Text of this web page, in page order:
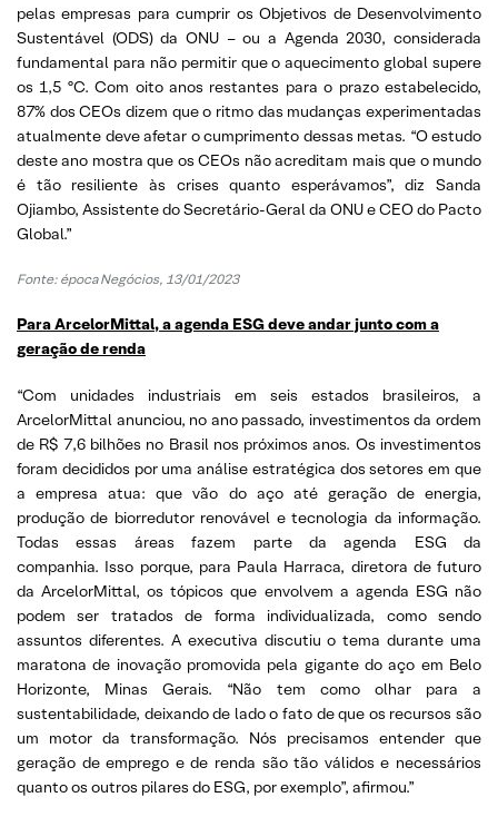
pelas empresas para cumprir os Objetivos de Desenvolvimento
Sustentável (ODS) da ONU – ou a Agenda 2030, considerada
fundamental para não permitir que o aquecimento global supere
os 1,5 ºC. Com oito anos restantes para o prazo estabelecido,
87% dos CEOs dizem que o ritmo das mudanças experimentadas
atualmente deve afetar o cumprimento dessas metas. “O estudo
deste ano mostra que os CEOs não acreditam mais que o mundo
é tão resiliente às crises quanto esperávamos”, diz Sanda
Ojiambo, Assistente do Secretário-Geral da ONU e CEO do Pacto
Global.”
Fonte: época Negócios, 13/01/2023
Para ArcelorMittal, a agenda ESG deve andar junto com a
geração de renda
“Com unidades industriais em seis estados brasileiros, a
ArcelorMittal anunciou, no ano passado, investimentos da ordem
de R$ 7,6 bilhões no Brasil nos próximos anos. Os investimentos
foram decididos por uma análise estratégica dos setores em que
a empresa atua: que vão do aço até geração de energia,
produção de biorredutor renovável e tecnologia da informação.
Todas essas áreas fazem parte da agenda ESG da
companhia. Isso porque, para Paula Harraca, diretora de futuro
da ArcelorMittal, os tópicos que envolvem a agenda ESG não
podem ser tratados de forma individualizada, como sendo
assuntos diferentes. A executiva discutiu o tema durante uma
maratona de inovação promovida pela gigante do aço em Belo
Horizonte, Minas Gerais. “Não tem como olhar para a
sustentabilidade, deixando de lado o fato de que os recursos são
um motor da transformação. Nós precisamos entender que
geração de emprego e de renda são tão válidos e necessários
quanto os outros pilares do ESG, por exemplo”, afirmou.”